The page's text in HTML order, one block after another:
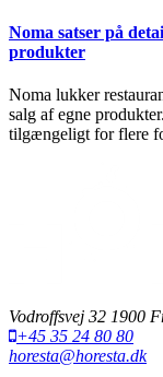
Noma satser på
produkter
Noma lukker
salg af egne
tilgængeligt for flere
Vodroffsvej 32 1900
+45 35 24 80 80
horesta@horesta.dk